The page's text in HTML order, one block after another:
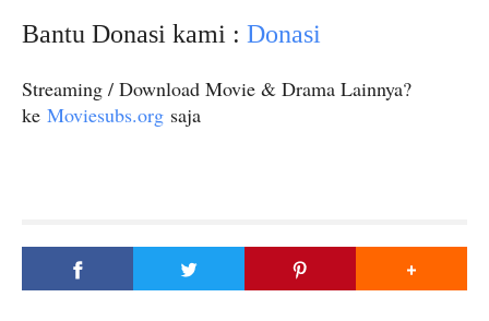
Bantu Donasi kami : Donasi
Streaming / Download Movie & Drama Lainnya?
ke Moviesubs.org saja